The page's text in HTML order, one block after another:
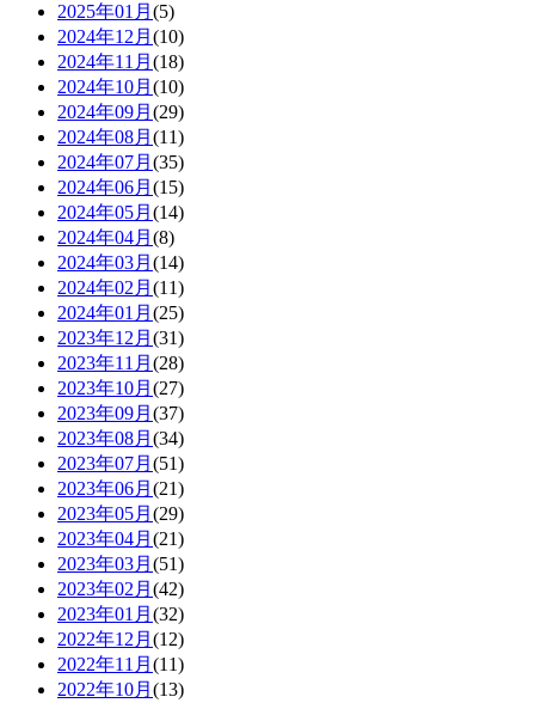
2025年01月 (5)
2024年12月 (10)
2024年11月 (18)
2024年10月 (10)
2024年09月 (29)
2024年08月 (11)
2024年07月 (35)
2024年06月 (15)
2024年05月 (14)
2024年04月 (8)
2024年03月 (14)
2024年02月 (11)
2024年01月 (25)
2023年12月 (31)
2023年11月 (28)
2023年10月 (27)
2023年09月 (37)
2023年08月 (34)
2023年07月 (51)
2023年06月 (21)
2023年05月 (29)
2023年04月 (21)
2023年03月 (51)
2023年02月 (42)
2023年01月 (32)
2022年12月 (12)
2022年11月 (11)
2022年10月 (13)